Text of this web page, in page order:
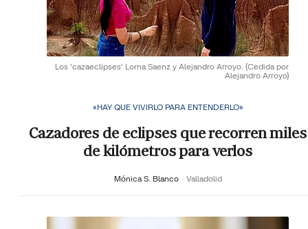
Los 'cazaeclipses' Lorna Saenz y Alejandro Arroyo. (Cedida por
Alejandro Arroyo)
«HAY QUE VIVIRLO PARA ENTENDERLO»
Cazadores de eclipses que recorren miles
de kilómetros para verlos
Mónica S. Blanco Valladolid